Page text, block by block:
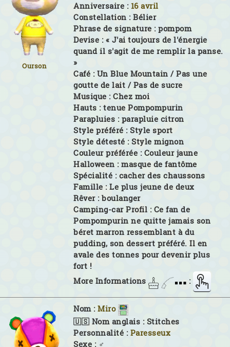
Ourson
Anniversaire : 16 avril
Constellation : Bélier
Phrase de signature : pompom
Devise : « J'ai toujours de l'énergie
quand il s'agit de me remplir la panse.
»
Café : Un Blue Mountain / Pas une
goutte de lait / Pas de sucre
Musique : Chez moi
Hauts : tenue Pompompurin
Parapluies : parapluie citron
Style préféré : Style sport
Style détesté : Style mignon
Couleur préférée : Couleur jaune
Halloween : masque de fantôme
Spécialité : cacher des chaussons
Famille : Le plus jeune de deux
Rêver : boulanger
Camping-car Profil : Ce fan de
Pompompurin ne quitte jamais son
béret marron ressemblant à du
pudding, son dessert préféré. Il en
avale des tonnes pour devenir plus
fort !
More Informations
:
Nom : Miro
🇺🇸 Nom anglais : Stitches
Personnalité : Paresseux
Sexe : ♂